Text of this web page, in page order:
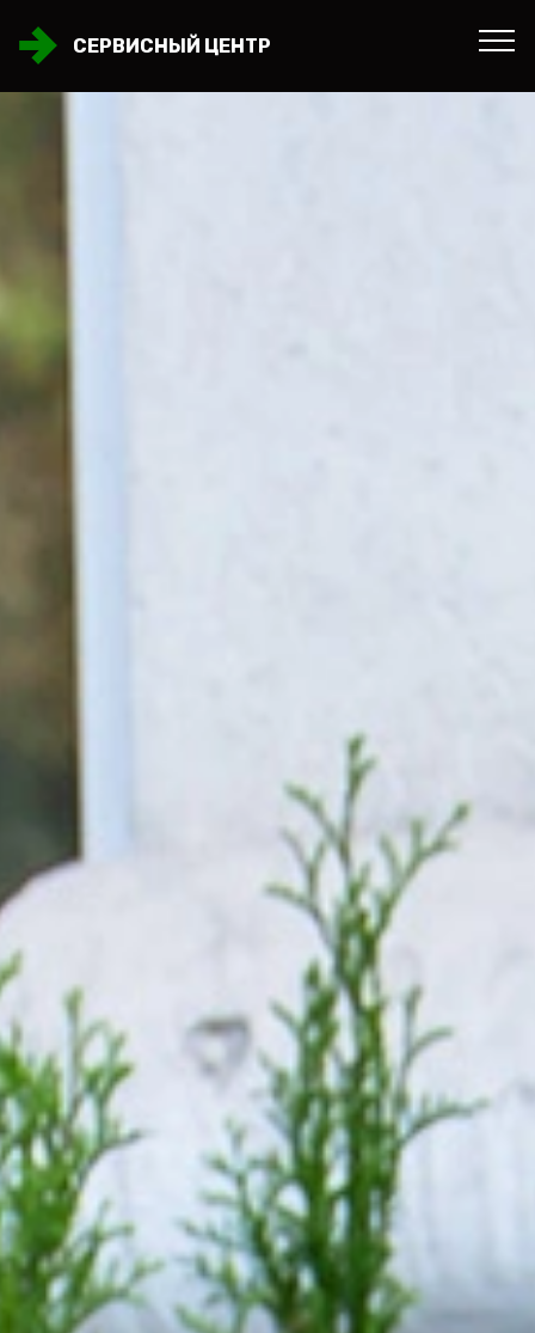
СЕРВИСНЫЙ ЦЕНТР